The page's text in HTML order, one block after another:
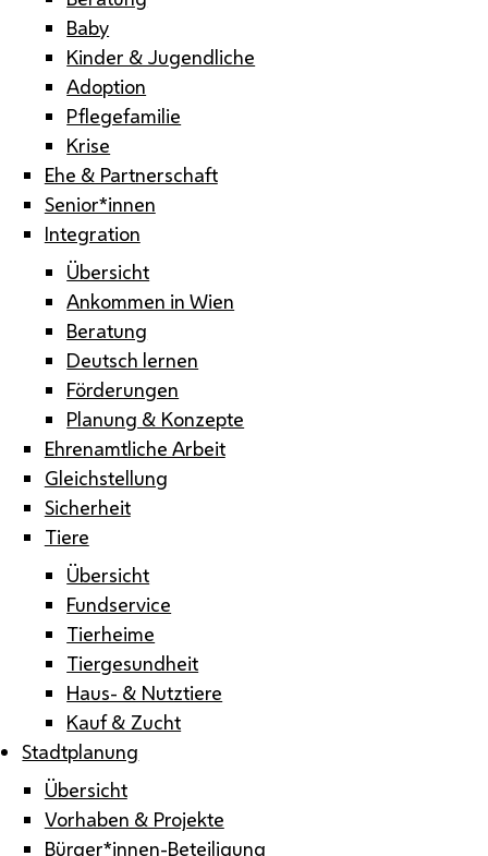
Baby
Kinder & Jugendliche
Adoption
Pflegefamilie
Krise
Ehe & Partnerschaft
Senior*innen
Integration
Übersicht
Ankommen in Wien
Beratung
Deutsch lernen
Förderungen
Planung & Konzepte
Ehrenamtliche Arbeit
Gleichstellung
Sicherheit
Tiere
Übersicht
Fundservice
Tierheime
Tiergesundheit
Haus- & Nutztiere
Kauf & Zucht
Stadtplanung
Übersicht
Vorhaben & Projekte
Bürger*innen-Beteiligung